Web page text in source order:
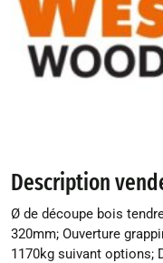
Description
Ø de découpe bois
320mm; Ouverture
1170kg suivant options;